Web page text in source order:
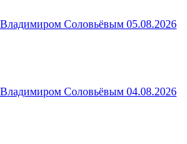
Соловьёвым 05.08.2026
Соловьёвым 04.08.2026